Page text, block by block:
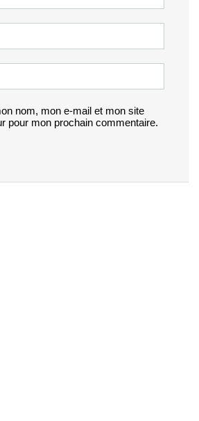
nom, mon e-mail et mon site
pour mon prochain commentaire.